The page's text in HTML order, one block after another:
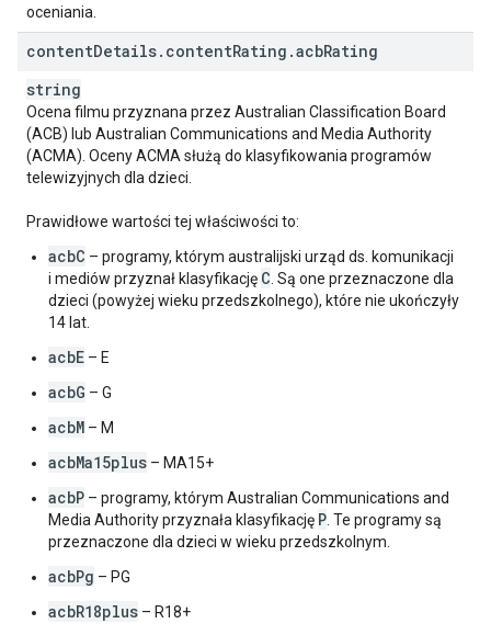
oceniania.
contentDetails. contentRating .acbRating
string
Ocena filmu przyznana przez Australian Classification Board
(ACB) lub Australian Communications and Media Authority
(ACMA). Oceny ACMA służą do klasyfikowania programów
telewizyjnych dla dzieci.
Prawidłowe wartości tej właściwości to:
acbC – programy, którym australijski urząd ds. komunikacji
i mediów przyznał klasyfikację C . Są one przeznaczone dla
dzieci (powyżej wieku przedszkolnego), które nie ukończyły
14 lat.
acbE – E
acbG – G
acbM – M
acbMa15plus – MA15+
acbP – programy, którym Australian Communications and
Media Authority przyznała klasyfikację P . Te programy są
przeznaczone dla dzieci w wieku przedszkolnym.
acbPg – PG
acbR18plus – R18+